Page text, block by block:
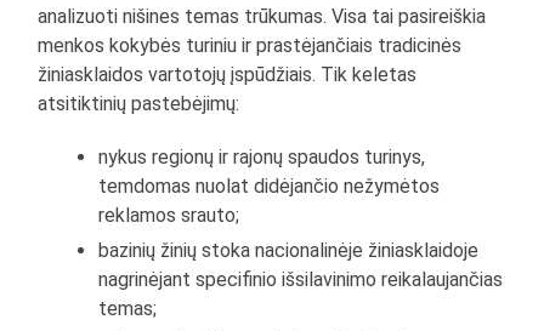
analizuoti nišines temas trūkumas. Visa tai pasireiškia
menkos kokybės turiniu ir prastėjančiais tradicinės
žiniasklaidos vartotojų įspūdžiais. Tik keletas
atsitiktinių pastebėjimų:
nykus regionų ir rajonų spaudos turinys,
temdomas nuolat didėjančio nežymėtos
reklamos srauto;
bazinių žinių stoka nacionalinėje žiniasklaidoje
nagrinėjant specifinio išsilavinimo reikalaujančias
temas;